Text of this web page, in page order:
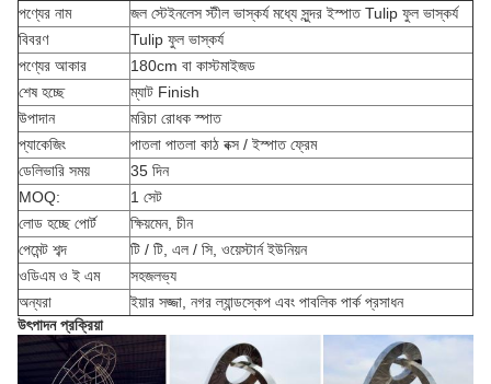
পণ্যের নাম
জল স্টেইনলেস স্টীল ভাস্কর্য মধ্যে সুন্দর ইস্পাত Tulip ফুল ভাস্কর্য
বিবরণ
Tulip ফুল ভাস্কর্য
পণ্যের আকার
180cm বা কাস্টমাইজড
শেষ হচ্ছে
ম্যাট Finish
উপাদান
মরিচা রোধক স্পাত
প্যাকেজিং
পাতলা পাতলা কাঠ বক্স / ইস্পাত ফ্রেম
ডেলিভারি সময়
35 দিন
MOQ:
1 সেট
লোড হচ্ছে পোর্ট
ক্ষিয়মেন, চীন
পেমেন্ট শব্দ
টি / টি, এল / সি, ওয়েস্টার্ন ইউনিয়ন
ওডিএম ও ই এম
সহজলভ্য
অন্যরা
ইয়ার সজ্জা, নগর ল্যান্ডস্কেপ এবং পাবলিক পার্ক প্রসাধন
উৎপাদন প্রক্রিয়া